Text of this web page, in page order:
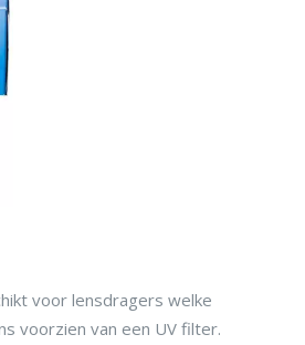
voor lensdragers welke
voorzien van een UV filter.